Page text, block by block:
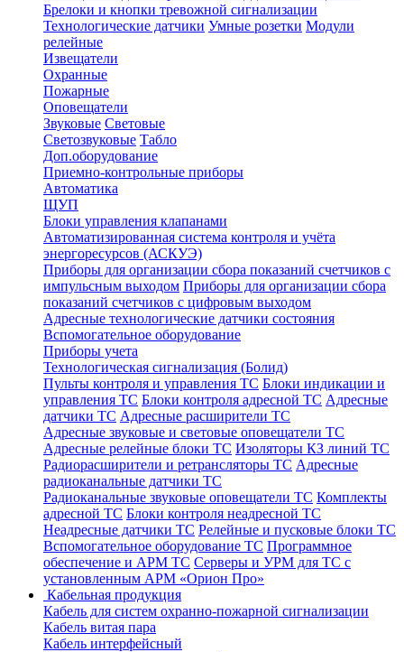
Брелоки и кнопки тревожной сигнализации
Технологические датчики Умные розетки Модули
релейные
Извещатели
Охранные
Пожарные
Оповещатели
Звуковые Световые
Светозвуковые Табло
Доп.оборудование
Приемно-контрольные приборы
Автоматика
ЩУП
Блоки управления клапанами
Автоматизированная система контроля и учёта
энергоресурсов (АСКУЭ)
Приборы для организации сбора показаний счетчиков с
импульсным выходом Приборы для организации сбора
показаний счетчиков с цифровым выходом
Адресные технологические датчики состояния
Вспомогательное оборудование
Приборы учета
Технологическая сигнализация (Болид)
Пульты контроля и управления ТС Блоки индикации и
управления ТС Блоки контроля адресной ТС Адресные
датчики ТС Адресные расширители ТС
Адресные звуковые и световые оповещатели ТС
Адресные релейные блоки ТС Изоляторы КЗ линий ТС
Радиорасширители и ретрансляторы ТС Адресные
радиоканальные датчики ТС
Радиоканальные звуковые оповещатели ТС Комплекты
адресной ТС Блоки контроля неадресной ТС
Неадресные датчики ТС Релейные и пусковые блоки ТС
Вспомогательное оборудование ТС Программное
обеспечение и АРМ ТС Серверы и УРМ для ТС с
установленным АРМ «Орион Про»
Кабельная продукция
Кабель для систем охранно-пожарной сигнализации
Кабель витая пара
Кабель интерфейсный